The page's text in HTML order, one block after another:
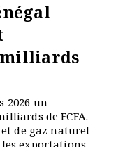
milliards
2026 un
de FCFA.
de gaz naturel
exportations